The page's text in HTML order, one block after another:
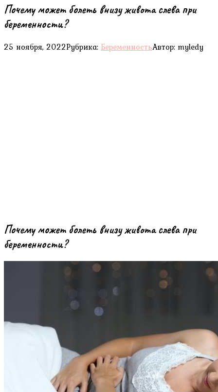
Почему может болеть внизу живота слева при
беременности?
25 ноября, 2022Рубрика: БеременностьАвтор: myledy
Почему может болеть внизу живота слева при
беременности?